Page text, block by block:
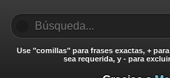
Use "comillas" para frases exactas, +
sea requerida, y - para